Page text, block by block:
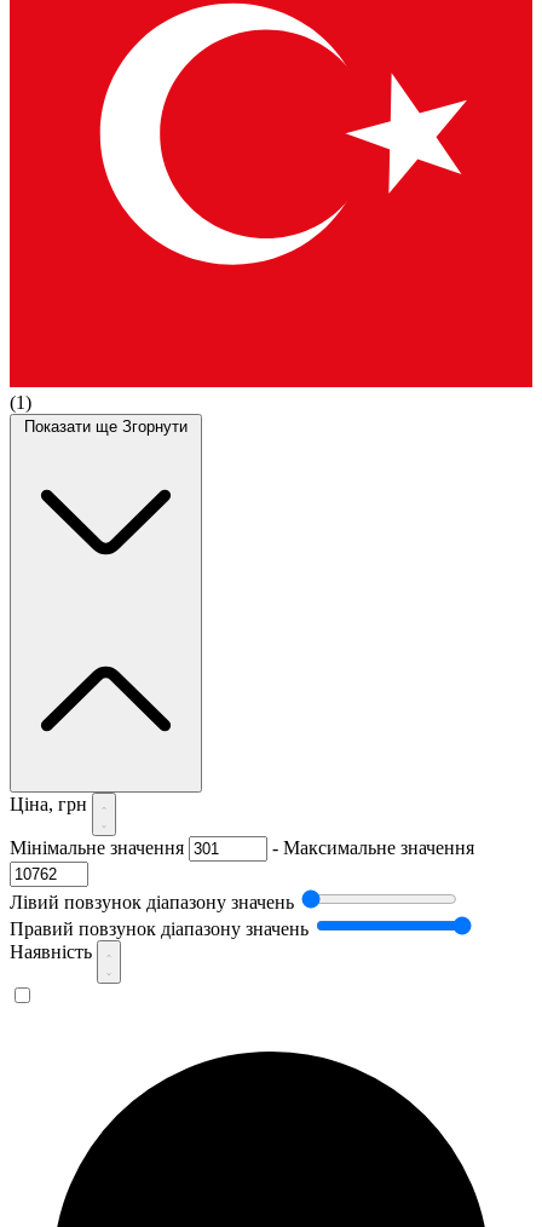
(1)
Показати ще Згорнути
Ціна, грн
Мінімальне значення - Максимальне значення
Лівий повзунок діапазону значень
Правий повзунок діапазону значень
Наявність